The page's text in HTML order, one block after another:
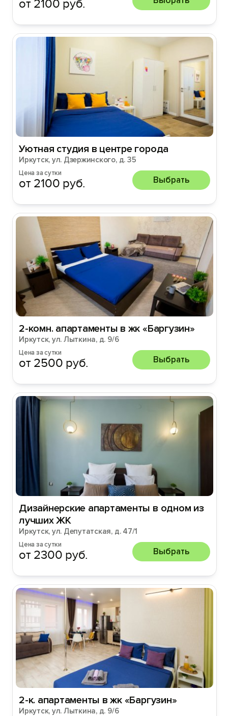
от 2100 руб.
Уютная студия в центре города
Иркутск, ул. Дзержинского, д. 35
Цена за сутки
от 2100 руб. Выбрать
2-комн. апартаменты в жк «Баргузин»
Иркутск, ул. Лыткина, д. 9/6
Цена за сутки
от 2500 руб. Выбрать
Дизайнерские апартаменты в одном из
лучших ЖК
Иркутск, ул. Депутатская, д. 47/1
Цена за сутки
от 2300 руб. Выбрать
2-к. апартаменты в жк «Баргузин»
Иркутск, ул. Лыткина, д. 9/6